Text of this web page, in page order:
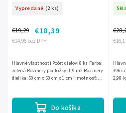
Vypredané (2 ks)
€14,95 bez DPH
€19,29 €18,39
Do košíka
Hlavné vlastnosti Počet dielov: 8 ks Farba:
zelená Rozmery podložky: 1,9 m2 Rozmery
dielika: 50 cm x 50 cm x 1 cm Hmotnosť: 1,4
Hlavné
396
2,98